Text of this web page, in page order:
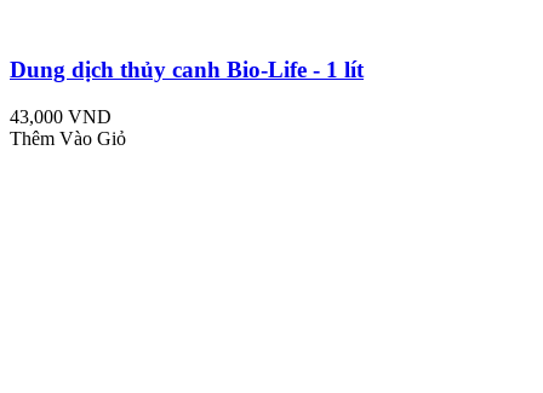
Dung dịch thủy canh Bio-Life - 1 lít
43,000 VND
Thêm Vào Giỏ